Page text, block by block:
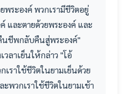
พระองค์ พวกเรามีชีวิตอยู่
และตายด้วยพระองค์ และ
นชีพกลับคืนสู่พระองค์"
วลาเย็นให้กล่าว "โอ้
เราใช้ชีวิตในยามเย็นด้วย
ะพวกเราใช้ชีวิตในยามเช้า